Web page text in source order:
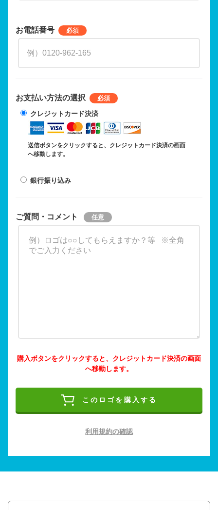
お電話番号
お支払い方法の選択
クレジットカード決済
送信ボタンをクリックすると、クレジットカード決済の画面
へ移動します。
銀行振り込み
ご質問・コメント
購入ボタンをクリックすると、クレジットカード決済の画面
へ移動します。
このロゴを購入する
利用規約の確認